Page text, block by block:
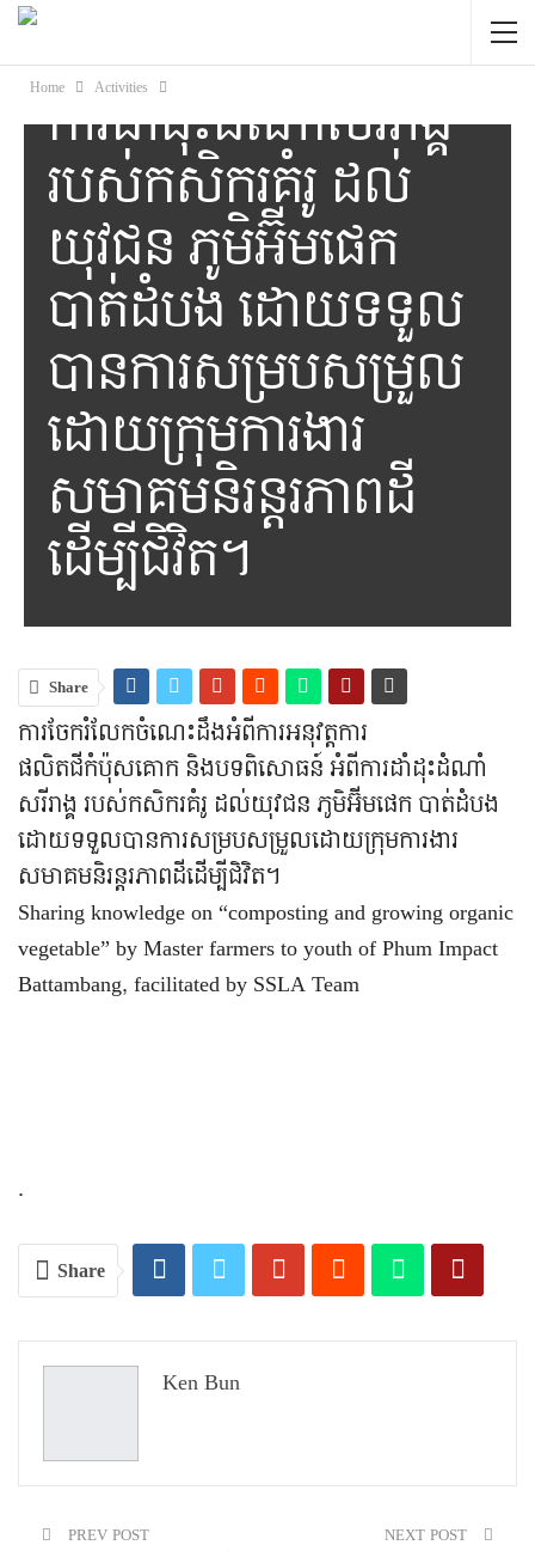
Home Activities
និងបទពិសោធន៍ អំពី
ការដាំដុះដំណាំសរីរាង្គ
របស់កសិករគំរូ ដល់
យុវជន ភូមិអ៊ីមផេក
បាត់ដំបង ដោយទទួល
បានការសម្របសម្រួល
ដោយក្រុមការងារ
សមាគមនិរន្តរភាពដី
ដើម្បីជិវិត។
Share
ការចែករំលែកចំណេះដឹងអំពីការអនុវត្តការ
ផលិតជីកំប៉ុសគោក និងបទពិសោធន៍ អំពីការដាំដុះដំណាំ
សរីរាង្គ របស់កសិករគំរូ ដល់យុវជន ភូមិអ៊ីមផេក បាត់ដំបង
ដោយទទួលបានការសម្របសម្រួលដោយក្រុមការងារ
សមាគមនិរន្តរភាពដីដើម្បីជិវិត។
Sharing knowledge on “composting and growing organic
vegetable” by Master farmers to youth of Phum Impact
Battambang, facilitated by SSLA Team
.
Share
Ken Bun
PREV POST NEXT POST